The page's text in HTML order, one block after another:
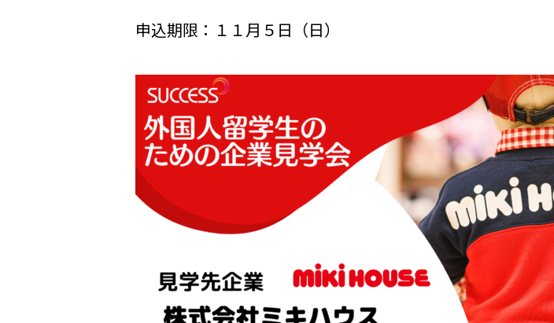
申込期限：１１月５日（日）